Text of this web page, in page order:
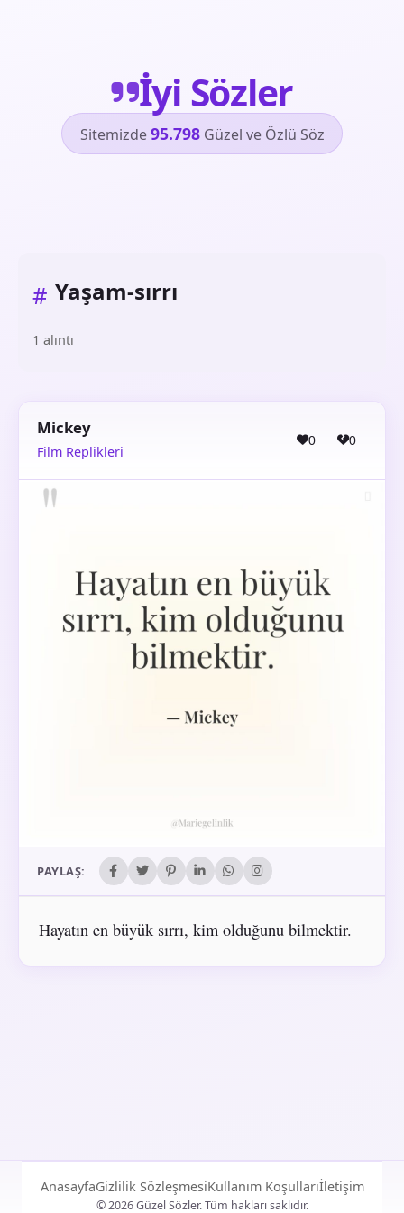
İyi Sözler
Sitemizde95.798Güzel ve Özlü Söz
# Yaşam-sırrı
1 alıntı
Mickey
Film Replikleri
0 0
PAYLAŞ:
Hayatın en büyük sırrı, kim olduğunu bilmektir.
AnasayfaGizlilik SözleşmesiKullanım Koşullarıİletişim
© 2026 Güzel Sözler. Tüm hakları saklıdır.